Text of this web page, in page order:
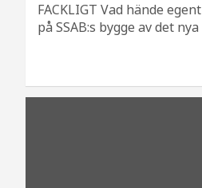
FACKLIGT Vad hände
på SSAB:s bygge av det